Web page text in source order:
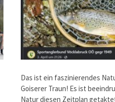
Das ist ein faszinierendes
Goiserer Traun! Es ist
Natur diesen Zeitplan